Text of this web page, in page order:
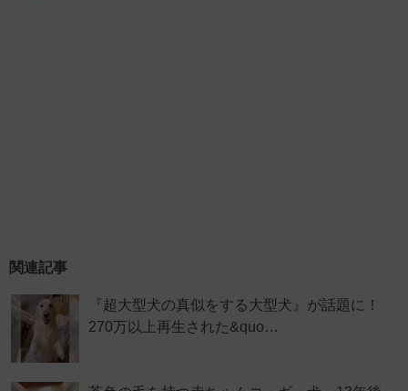
関連記事
『超大型犬の真似をする大型犬』が話題に！
270万以上再生された&quo…